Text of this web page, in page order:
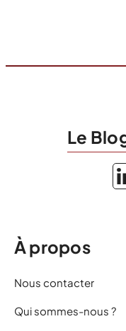
Le
À propos
Nous contacter
Qui sommes-nous ?